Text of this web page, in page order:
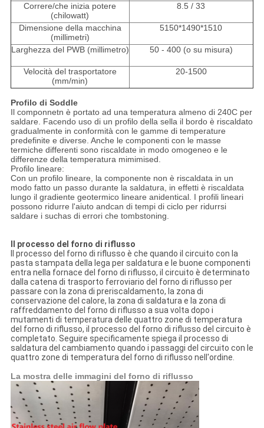
Correre/che inizia potere
(chilowatt)
8.5 / 33
Dimensione della macchina
(millimetri)
5150*1490*1510
Larghezza del PWB (millimetro) 50 - 400 (o su misura)
Velocità del trasportatore
(mm/min)
20-1500
Profilo di Soddle
Il componnetn è portato ad una temperatura almeno di 240C per
saldare. Facendo uso di un profilo della sella il bordo è riscaldato
gradualmente in conformità con le gamme di temperature
predefinite e diverse. Anche le componenti con le masse
termiche differenti sono riscaldate in modo omogeneo e le
differenze della temperatura mimimised.
Profilo lineare:
Con un profilo lineare, la componente non è riscaldata in un
modo fatto un passo durante la saldatura, in effetti è riscaldata
lungo il gradiente geotermico lineare anidentical. I profili lineari
possono ridurre l'aiuto andcan di tempi di ciclo per ridurrsi
saldare i suchas di errori che tombstoning.
Il processo del forno di riflusso
Il processo del forno di riflusso è che quando il circuito con la
pasta stampata della lega per saldatura e le buone componenti
entra nella fornace del forno di riflusso, il circuito è determinato
dalla catena di trasporto ferroviario del forno di riflusso per
passare con la zona di preriscaldamento, la zona di
conservazione del calore, la zona di saldatura e la zona di
raffreddamento del forno di riflusso a sua volta dopo i
mutamenti di temperatura delle quattro zone di temperatura
del forno di riflusso, il processo del forno di riflusso del circuito è
completato. Seguire specificamente spiega il processo di
saldatura del cambiamento quando i passaggi del circuito con le
quattro zone di temperatura del forno di riflusso nell'ordine.
La mostra delle immagini del forno di riflusso